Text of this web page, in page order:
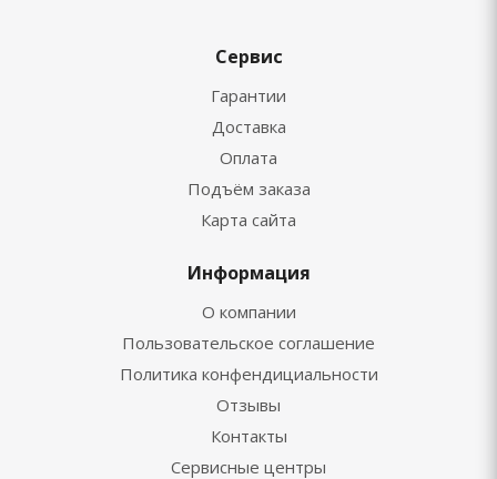
Сервис
Гарантии
Доставка
Оплата
Подъём заказа
Карта сайта
Информация
О компании
Пользовательское соглашение
Политика конфендициальности
Отзывы
Контакты
Сервисные центры